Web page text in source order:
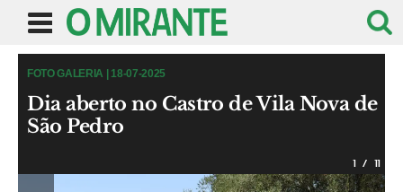
FOTO GALERIA | 18-07-2025
Dia aberto no Castro de Vila Nova de
São Pedro
1 / 11